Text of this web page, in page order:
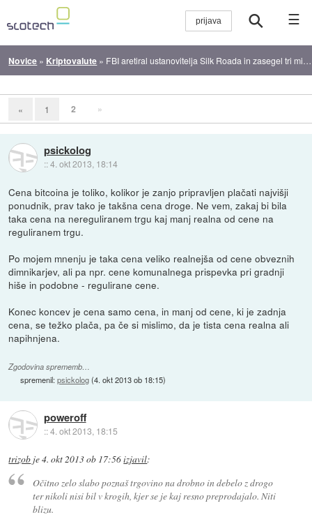
☰
Novice » Kriptovalute » FBI aretiral ustanovitelja Silk Roada in zasegel tri milijone evrov
« 1 2 »
psickolog
::4. okt 2013, 18:14
Cena bitcoina je toliko, kolikor je zanjo pripravljen plačati najvišji
ponudnik, prav tako je takšna cena droge. Ne vem, zakaj bi bila
taka cena na nereguliranem trgu kaj manj realna od cene na
reguliranem trgu.
Po mojem mnenju je taka cena veliko realnejša od cene obveznih
dimnikarjev, ali pa npr. cene komunalnega prispevka pri gradnji
hiše in podobne - regulirane cene.
Konec koncev je cena samo cena, in manj od cene, ki je zadnja
cena, se težko plača, pa če si mislimo, da je tista cena realna ali
napihnjena.
Zgodovina sprememb…
spremenil:psickolog(4. okt 2013 ob 18:15)
poweroff
::4. okt 2013, 18:15
trizob je4. okt 2013 ob 17:56izjavil:
Očitno zelo slabo poznaš trgovino na drobno in debelo z drogo
ter nikoli nisi bil v krogih, kjer se je kaj resno preprodajalo. Niti
blizu.